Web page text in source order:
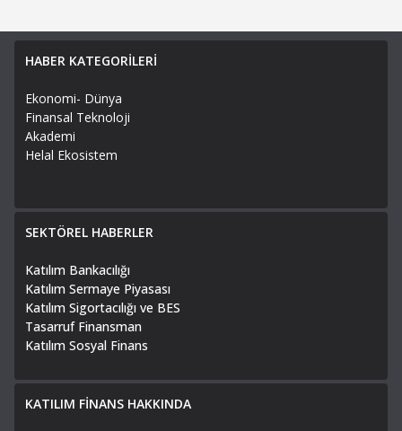
HABER KATEGORİLERİ
Ekonomi- Dünya
Finansal Teknoloji
Akademi
Helal Ekosistem
SEKTÖREL HABERLER
Katılım Bankacılığı
Katılım Sermaye Piyasası
Katılım Sigortacılığı ve BES
Tasarruf Finansman
Katılım Sosyal Finans
KATILIM FİNANS HAKKINDA